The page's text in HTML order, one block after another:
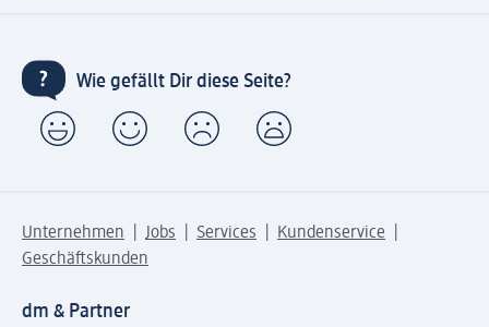
Wie gefällt Dir diese Seite?
Unternehmen Jobs Services
Kundenservice
Geschäftskunden
dm & Partner